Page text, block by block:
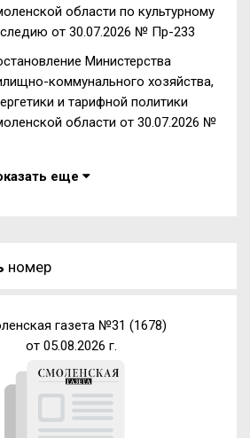
области по культурному
от 30.07.2026 № Пр-233
Министерства
коммунального хозяйства,
и тарифной политики
области от 30.07.2026 №
еще
номер
газета №31 (1678)
от 05.08.2026 г.